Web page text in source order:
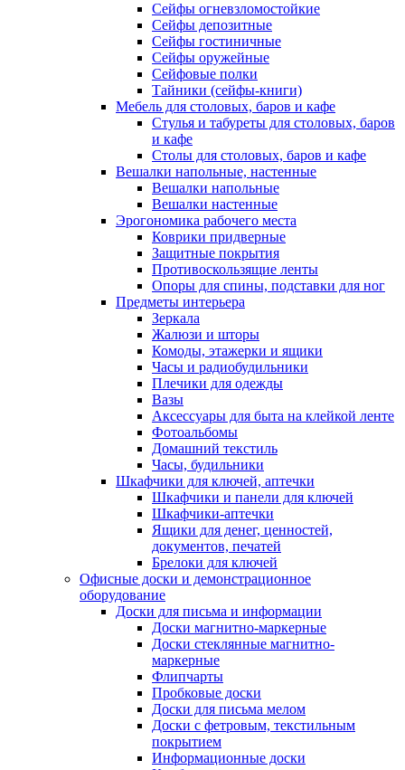
Сейфы огневзломостойкие
Сейфы депозитные
Сейфы гостиничные
Сейфы оружейные
Сейфовые полки
Тайники (сейфы-книги)
Мебель для столовых, баров и кафе
Стулья и табуреты для столовых, баров
и кафе
Столы для столовых, баров и кафе
Вешалки напольные, настенные
Вешалки напольные
Вешалки настенные
Эрогономика рабочего места
Коврики придверные
Защитные покрытия
Противоскользящие ленты
Опоры для спины, подставки для ног
Предметы интерьера
Зеркала
Жалюзи и шторы
Комоды, этажерки и ящики
Часы и радиобудильники
Плечики для одежды
Вазы
Аксессуары для быта на клейкой ленте
Фотоальбомы
Домашний текстиль
Часы, будильники
Шкафчики для ключей, аптечки
Шкафчики и панели для ключей
Шкафчики-аптечки
Ящики для денег, ценностей,
документов, печатей
Брелоки для ключей
Офисные доски и демонстрационное
оборудование
Доски для письма и информации
Доски магнитно-маркерные
Доски стеклянные магнитно-
маркерные
Флипчарты
Пробковые доски
Доски для письма мелом
Доски с фетровым, текстильным
покрытием
Информационные доски